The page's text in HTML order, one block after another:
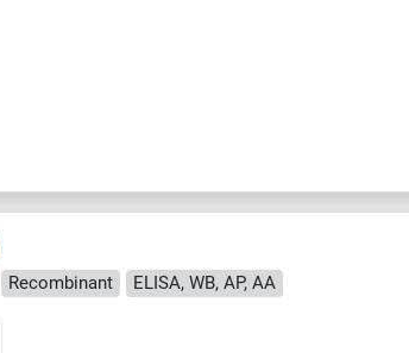
Recombinant ELISA, WB, AP, AA